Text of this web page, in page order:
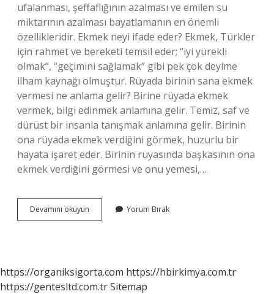
ufalanması, şeffaflığının azalması ve emilen su
miktarının azalması bayatlamanın en önemli
özellikleridir. Ekmek neyi ifade eder? Ekmek, Türkler
için rahmet ve bereketi temsil eder; “iyi yürekli
olmak”, “geçimini sağlamak” gibi pek çok deyime
ilham kaynağı olmuştur. Rüyada birinin sana ekmek
vermesi ne anlama gelir? Birine rüyada ekmek
vermek, bilgi edinmek anlamına gelir. Temiz, saf ve
dürüst bir insanla tanışmak anlamına gelir. Birinin
ona rüyada ekmek verdiğini görmek, huzurlu bir
hayata işaret eder. Birinin rüyasında başkasının ona
ekmek verdiğini görmesi ve onu yemesi,…
Devamını okuyun
Ekmek
Yorum Bırak
https://organiksigorta.com https://hbirkimya.com.tr
https://gentesltd.com.trSitemap